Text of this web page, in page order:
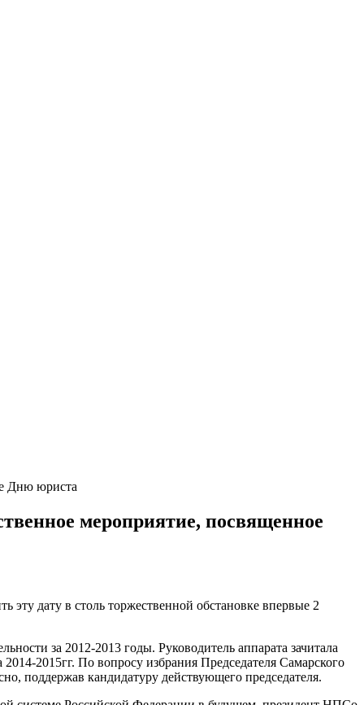
Дню юриста
мероприятие, посвященное
эту дату в столь торжественной обстановке впервые 2
за 2012-2013 годы. Руководитель аппарата зачитала
2015гг. По вопросу избрания Председателя Самарского
поддержав кандидатуру действующего председателя.